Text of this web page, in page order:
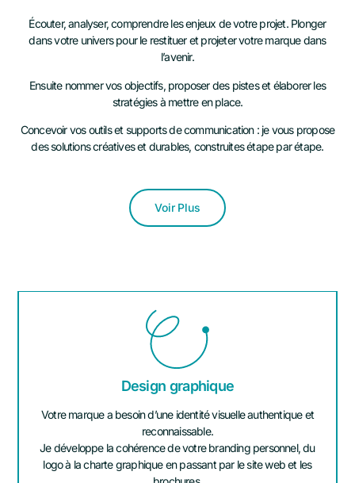
Écouter, analyser, comprendre les enjeux de votre projet. Plonger
dans votre univers pour le restituer et projeter votre marque dans
l’avenir.
Ensuite nommer vos objectifs, proposer des pistes et élaborer les
stratégies à mettre en place.
Concevoir vos outils et supports de communication : je vous propose
des solutions créatives et durables, construites étape par étape.
Voir Plus
Design graphique
Votre marque a besoin d’une identité visuelle authentique et
reconnaissable.
Je développe la cohérence de votre branding personnel, du
logo à la charte graphique en passant par le site web et les